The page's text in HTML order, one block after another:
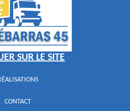
SUR LE SITE
CONTACT